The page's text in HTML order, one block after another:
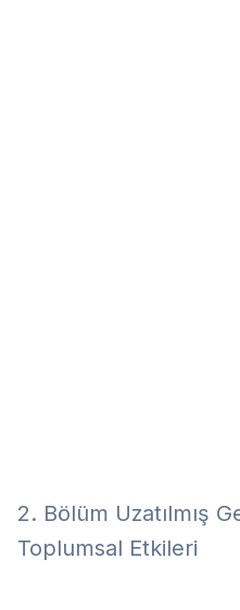
2. Bölüm Uzatılmış
Toplumsal Etkileri